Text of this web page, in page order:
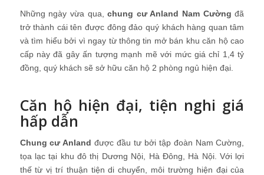
Những ngày vừa qua,chung cư Anland Nam Cường đã
trở thành cái tên được đông đảo quý khách hàng quan tâm
và tìm hiểu bởi vì ngay từ thông tin mở bán khu căn hộ cao
cấp này đã gây ấn tượng mạnh mẽ với mức giá chỉ 1,4 tỷ
đồng, quý khách sẽ sở hữu căn hộ 2 phòng ngủ hiện đại.
Căn hộ hiện đại, tiện nghi giá
hấp dẫn
Chung cư Anland được đầu tư bởi tập đoàn Nam Cường,
tọa lạc tại khu đô thị Dương Nội, Hà Đông, Hà Nội. Với lợi
thế từ vị trí thuận tiện di chuyển, môi trường hiện đại của